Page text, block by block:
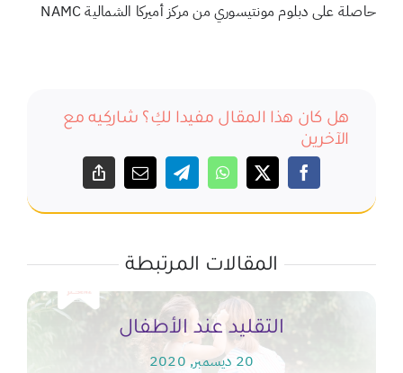
حاصلة على دبلوم مونتيسوري من مركز أميركا الشمالية NAMC
هل كان هذا المقال مفيدا لكِ؟ شاركِيه مع
الآخرين
المقالات المرتبطة
التقليد عند الأطفال
20 ديسمبر, 2020